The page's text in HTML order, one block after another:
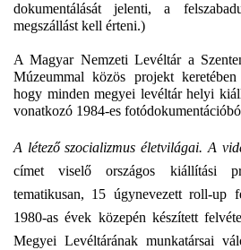
dokumentálását jelenti, a
megszállást kell érteni.)
A Magyar Nemzeti Levéltár a
Múzeummal közös projekt
hogy minden megyei levéltár helyi
vonatkozó 1984-es
A létező szocializmus életvilágai. A
címet viselő országos kiállítási
tematikusan, 15 úgynevezett roll-up
1980-as évek közepén készített
Megyei Levéltárának munkatársai